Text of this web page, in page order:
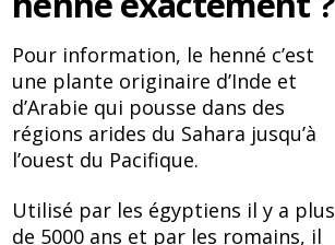
Pour information, le henné c’est
une plante originaire d’Inde et
d’Arabie qui pousse dans des
régions arides du Sahara jusqu’à
l’ouest du Pacifique.
Utilisé par les égyptiens il y a plus
de 5000 ans et par les romains, il